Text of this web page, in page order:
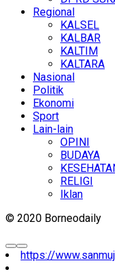
Regional
KALSEL
KALBAR
KALTIM
KALTARA
Nasional
Politik
Ekonomi
Sport
Lain-lain
OPINI
BUDAYA
RELIGI
Iklan
© 2020 Borneodaily
https://